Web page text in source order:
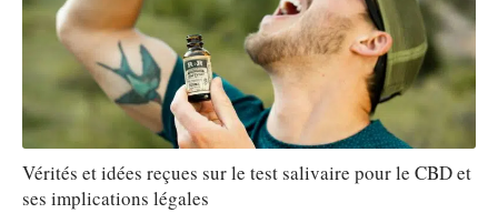
Vérités et idées reçues sur le test salivaire pour le CBD et
ses implications légales